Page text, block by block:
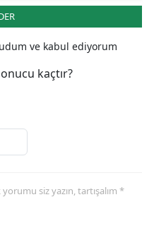
ve kabul ediyorum
kaçtır?
siz yazın, tartışalım *